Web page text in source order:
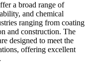
a broad range of
and chemical
ranging from coating
and construction. The
designed to meet the
offering excellent